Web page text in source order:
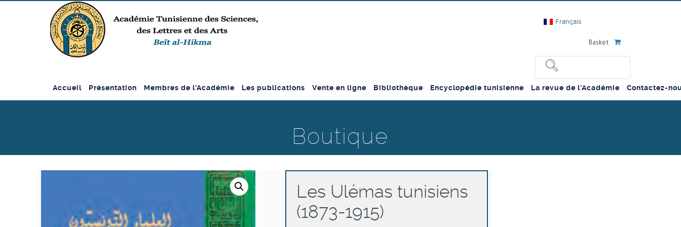
Français
Basket
Accueil Présentation Membres de l’Académie Les publications Vente en ligne Bibliothèque Encyclopédie tunisienne La revue de l’Académie Contactez-
Boutique
Les Ulémas tunisiens
(1873-1915)